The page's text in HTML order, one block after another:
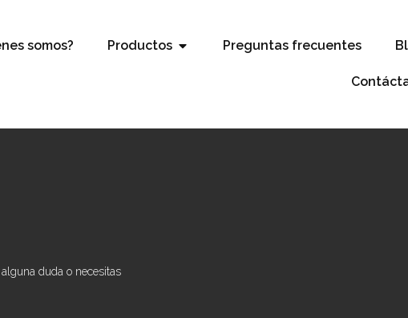
somos? Productos Preguntas frecuentes
duda o necesitas